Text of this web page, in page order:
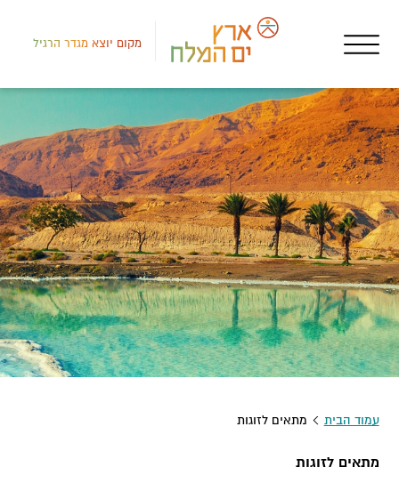
מקום יוצא מגדר הרגיל
עמוד הבית מתאים לזוגות
מתאים לזוגות